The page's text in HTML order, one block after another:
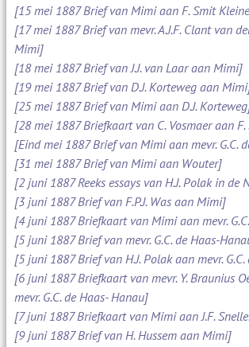
[15 mei 1887 Brief van Mimi aan F. Smit
[17 mei 1887 Brief van mevr. A.J.F. Clant van
Mimi]
[18 mei 1887 Brief van J.J. van Laar aan Mimi]
[19 mei 1887 Brief van D.J. Korteweg aan
[25 mei 1887 Brief van Mimi aan D.J.
[28 mei 1887 Briefkaart van C. Vosmaer aan
[Eind mei 1887 Brief van Mimi aan mevr. G.C.
[31 mei 1887 Brief van Mimi aan Wouter]
[2 juni 1887 Reeks essays van H.J. Polak in de
[3 juni 1887 Brief van F.P.J. Was aan Mimi]
[4 juni 1887 Briefkaart van Mimi aan mevr.
[5 juni 1887 Brief van mevr. G.C. de Haas-
[5 juni 1887 Brief van H.J. Polak aan mevr.
[6 juni 1887 Briefkaart van mevr. Y. Braunius
mevr. G.C. de Haas- Hanau]
[7 juni 1887 Briefkaart van Mimi aan J.F.
[9 juni 1887 Brief van H. Hussem aan Mimi]